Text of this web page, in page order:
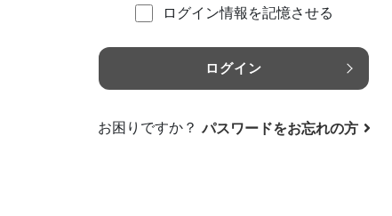
ログイン情報を記憶させる
ログイン
お困りですか？ パスワードをお忘れの方